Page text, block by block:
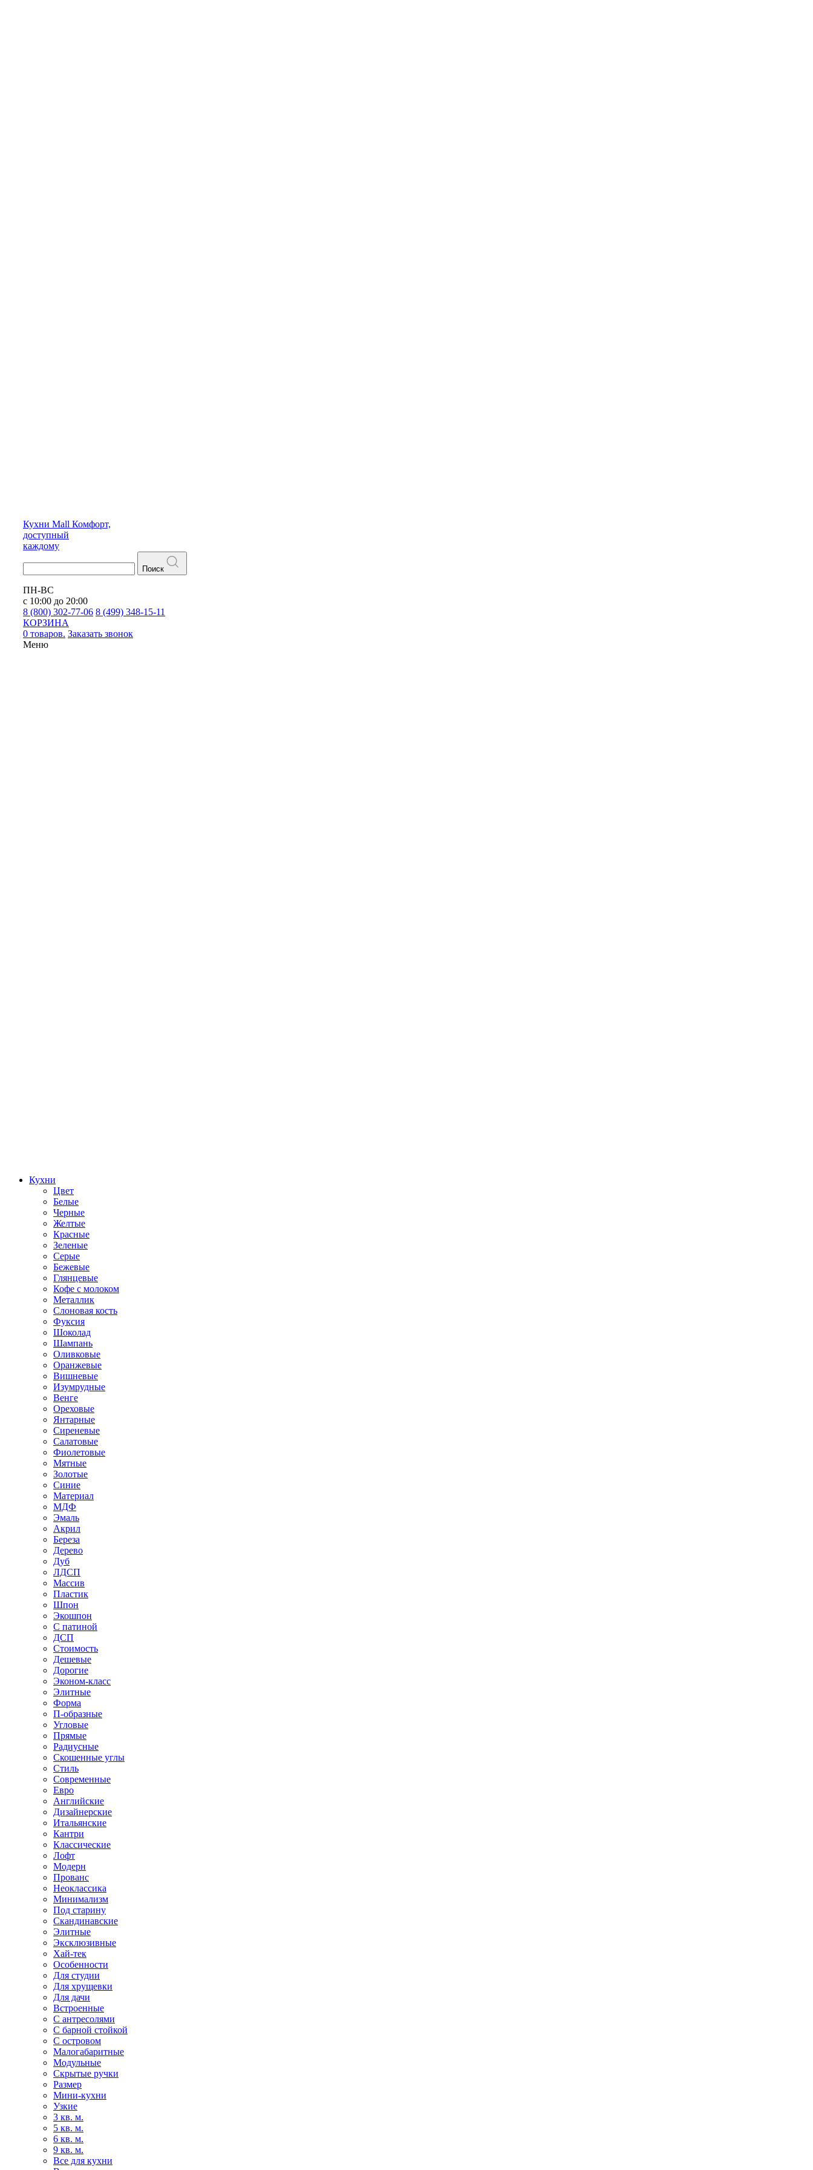
Кухни Mall Комфорт,
доступный
каждому
Поиск
ПН-ВС
с 10:00 до 20:00
8 (800) 302-77-06 8 (499) 348-15-11
КОРЗИНА
0 товаров. Заказать звонок
Меню
Кухни
Цвет
Белые
Черные
Желтые
Красные
Зеленые
Серые
Бежевые
Глянцевые
Кофе с молоком
Металлик
Слоновая кость
Фуксия
Шоколад
Шампань
Оливковые
Оранжевые
Вишневые
Изумрудные
Венге
Ореховые
Янтарные
Сиреневые
Салатовые
Фиолетовые
Мятные
Золотые
Синие
Материал
МДФ
Эмаль
Акрил
Береза
Дерево
Дуб
ЛДСП
Массив
Пластик
Шпон
Экошпон
С патиной
ДСП
Стоимость
Дешевые
Дорогие
Эконом-класс
Элитные
Форма
П-образные
Угловые
Прямые
Радиусные
Скошенные углы
Стиль
Современные
Евро
Английские
Дизайнерские
Итальянские
Кантри
Классические
Лофт
Модерн
Прованс
Неоклассика
Минимализм
Под старину
Скандинавские
Элитные
Эксклюзивные
Хай-тек
Особенности
Для студии
Для хрущевки
Для дачи
Встроенные
С антресолями
С барной стойкой
С островом
Малогабаритные
Модульные
Скрытые ручки
Размер
Мини-кухни
Узкие
3 кв. м.
5 кв. м.
6 кв. м.
9 кв. м.
Все для кухни